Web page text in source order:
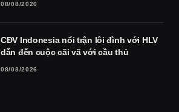
08/08/2026
CĐV Indonesia nổi trận lôi đình với HLV
dẫn đến cuộc cãi vã với cầu thủ
08/08/2026